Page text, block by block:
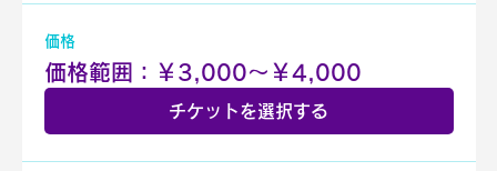
価格
価格範囲：￥3,000〜￥4,000
チケットを選択する